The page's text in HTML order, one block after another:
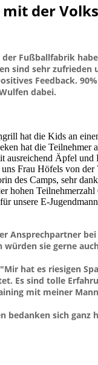
der
Fußballfabrik
sind sehr zufrieden
Feedback.
dabei.
hat die Kids an
hat die Teilnehmer
Äpfel und
uns Frau Höfels von
des Camps, sehr
hohen
unsere E-
Ansprechpartner
würden sie gerne
hat es riesigen
Es sind tolle
mit meiner
bedanken sich